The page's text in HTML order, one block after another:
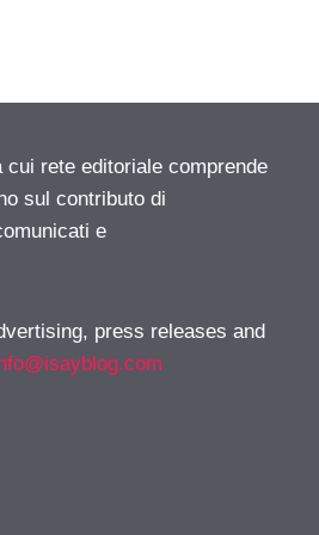
rete editoriale comprende
sul contributo di
e
press releases and